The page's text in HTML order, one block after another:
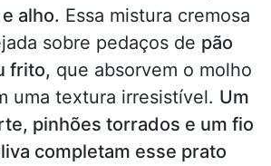
alho. Essa mistura cremosa
sobre pedaços de pão
frito, que absorvem o molho
uma textura irresistível. Um
pinhões torrados e um fio
completam esse prato